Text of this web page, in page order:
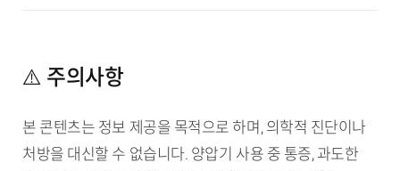
⚠️ 주의사항
본 콘텐츠는 정보 제공을 목적으로 하며, 의학적 진단이나
처방을 대신할 수 없습니다. 양압기 사용 중 통증, 과도한